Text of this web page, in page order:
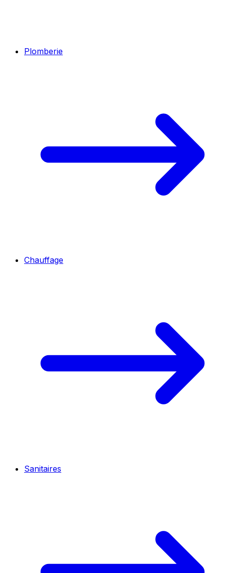
Plomberie
Chauffage
Sanitaires